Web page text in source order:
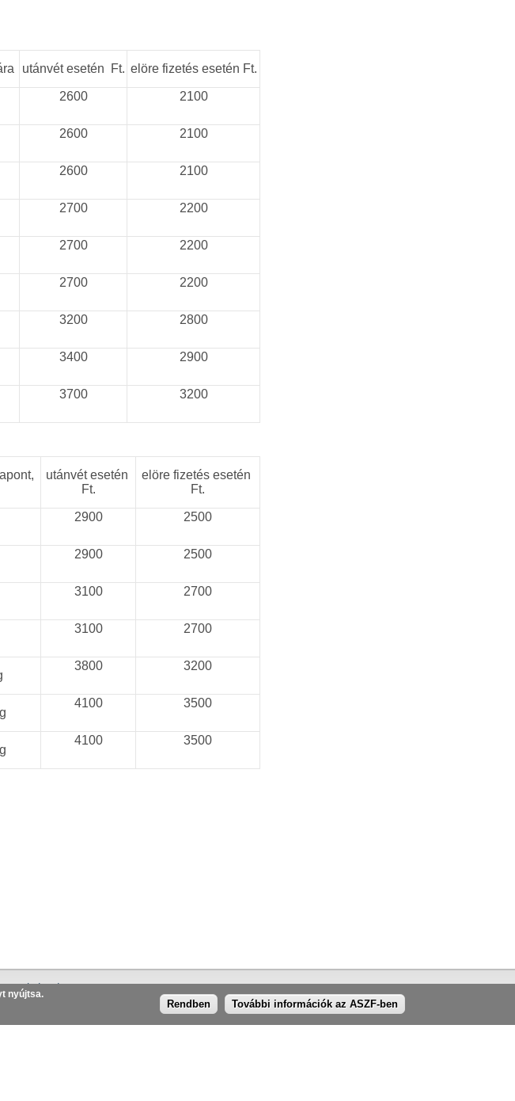
utánvét esetén Ft. elöre fizetés esetén Ft.
2600 2100
2600 2100
2600 2100
2700 2200
2700 2200
2700 2200
3200 2800
3400 2900
3700 3200
utánvét esetén
Ft.
elöre fizetés esetén
Ft.
2900 2500
2900 2500
3100 2700
3100 2700
3800 3200
4100 3500
4100 3500
törlése
nyújtsa.
Rendben További információk az ASZF-ben